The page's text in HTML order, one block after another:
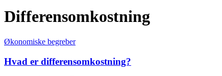
Differensomkostning
Økonomiske begreber
Hvad er differensomkostning?